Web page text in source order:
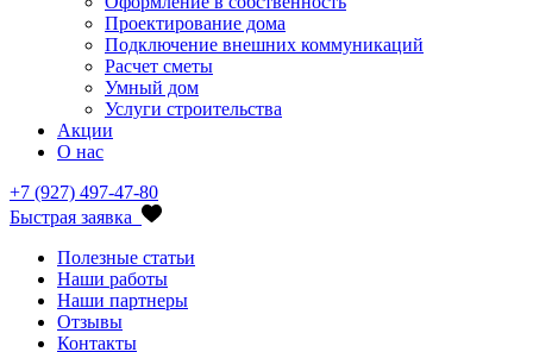
Проектирование дома
Подключение внешних коммуникаций
Расчет сметы
Умный дом
Услуги строительства
Акции
О нас
+7 (927) 497-47-80
Быстрая заявка
Полезные статьи
Наши работы
Наши партнеры
Отзывы
Контакты